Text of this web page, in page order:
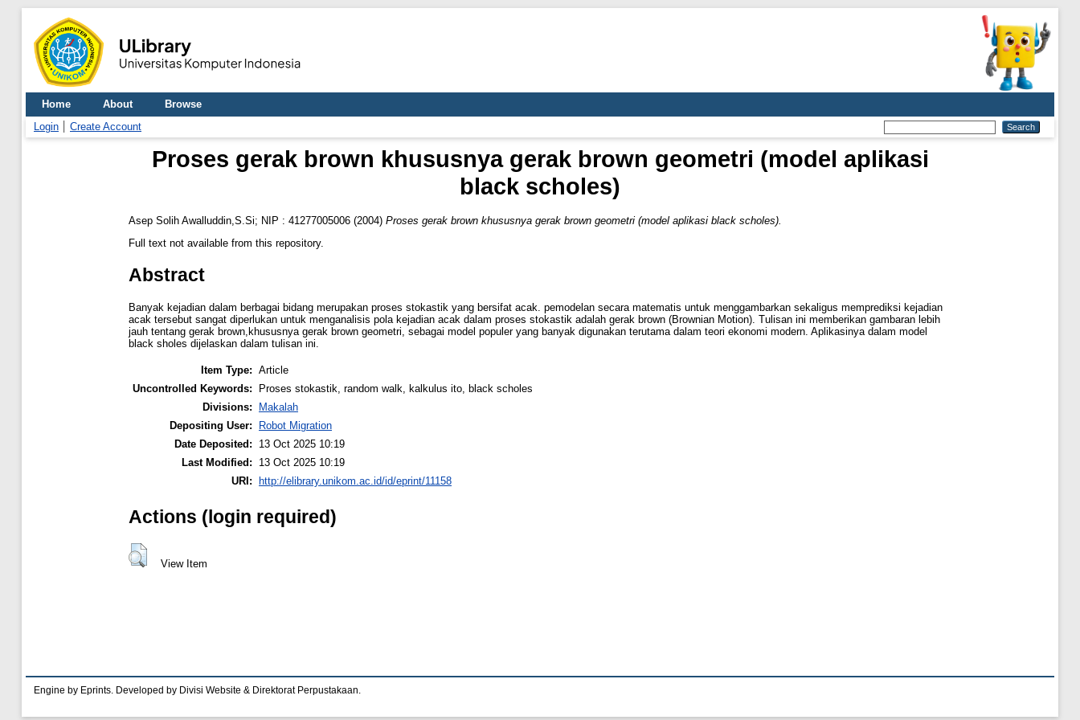
Home About
Browse
Login
Create Account
Proses gerak brown khususnya gerak brown geometri (model aplikasi
black scholes)
Asep Solih Awalluddin,S.Si; NIP : 41277005006 (2004) Proses gerak brown khususnya gerak brown geometri (model aplikasi black scholes).
Full text not available from this repository.
Abstract
Banyak kejadian dalam berbagai bidang merupakan proses stokastik yang bersifat acak. pemodelan secara matematis untuk menggambarkan sekaligus memprediksi kejadian
acak tersebut sangat diperlukan untuk menganalisis pola kejadian acak dalam proses stokastik adalah gerak brown (Brownian Motion). Tulisan ini memberikan gambaran lebih
jauh tentang gerak brown,khususnya gerak brown geometri, sebagai model populer yang banyak digunakan terutama dalam teori ekonomi modern. Aplikasinya dalam model
black sholes dijelaskan dalam tulisan ini.
Item Type: Article
Uncontrolled Keywords:
Proses stokastik, random walk, kalkulus ito, black scholes
Divisions:
Makalah
Depositing User:
Robot Migration
Date Deposited:
13 Oct 2025 10:19
Last Modified:
13 Oct 2025 10:19
URI: http://elibrary.unikom.ac.id/id/eprint/11158
Actions (login required)
View Item
Engine by Eprints. Developed by Divisi Website & Direktorat Perpustakaan.